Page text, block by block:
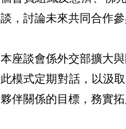
談，討論未來共同合作
本座談會係外交部擴大
此模式定期對話，以汲
夥伴關係的目標，務實拓